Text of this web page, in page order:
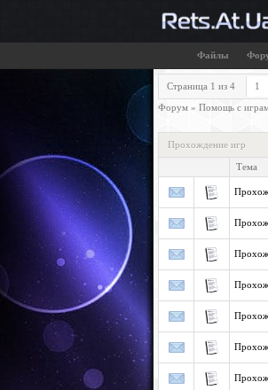
Файлы
Страница 1 из 4 1
Форум » Помощь с
Прохождение игр
Тема